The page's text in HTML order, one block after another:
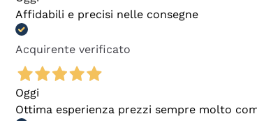
Affidabili e precisi nelle consegne
Acquirente verificato
Oggi
Ottima esperienza prezzi sempre molto